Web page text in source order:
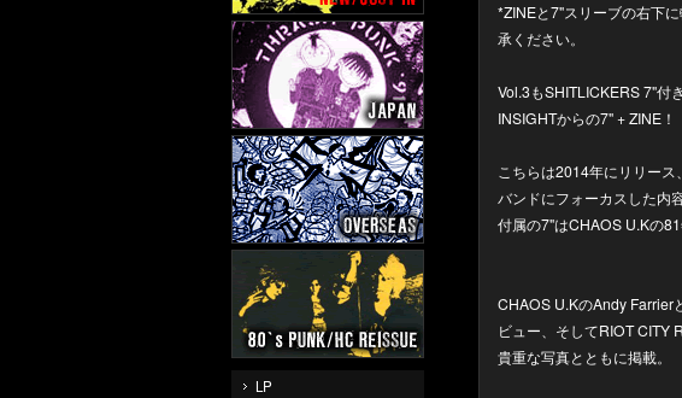
LP
*ZINEと7"スリーブの右下
承ください。
Vol.3もSHITLICKERS 7"付
INSIGHTからの7" + ZINE！
こちらは2014年にリリー
バンドにフォーカスした内
付属の7"はCHAOS U.Kの
CHAOS U.KのAndy Farrier
ビュー、そしてRIOT CITY
貴重な写真とともに掲載。